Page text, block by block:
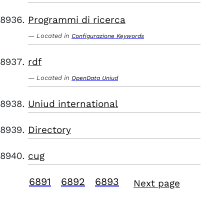
Programmi di ricerca
Located in Configurazione Keywords
rdf
Located in OpenData Uniud
Uniud international
Directory
cug
6891 6892 6893 Next page